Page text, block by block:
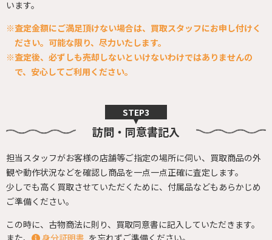
います。
※査定金額にご満足頂けない場合は、買取スタッフにお申し付けく
ださい。 可能な限り、尽力いたします。
※査定後、必ずしも売却しないといけないわけではありませんの
で、 安心してご利用ください。
訪問・同意書記入
担当スタッフがお客様の店舗等ご指定の場所に伺い、 買取商品の外
観や動作状況などを確認し商品を一点一点正確に査定します。
少しでも高く買取させていただくために、 付属品などもあらかじめ
ご準備ください。
この時に、古物商法に則り、買取同意書に記入していただきます。
また、
身分証明書 を忘れずご準備ください。